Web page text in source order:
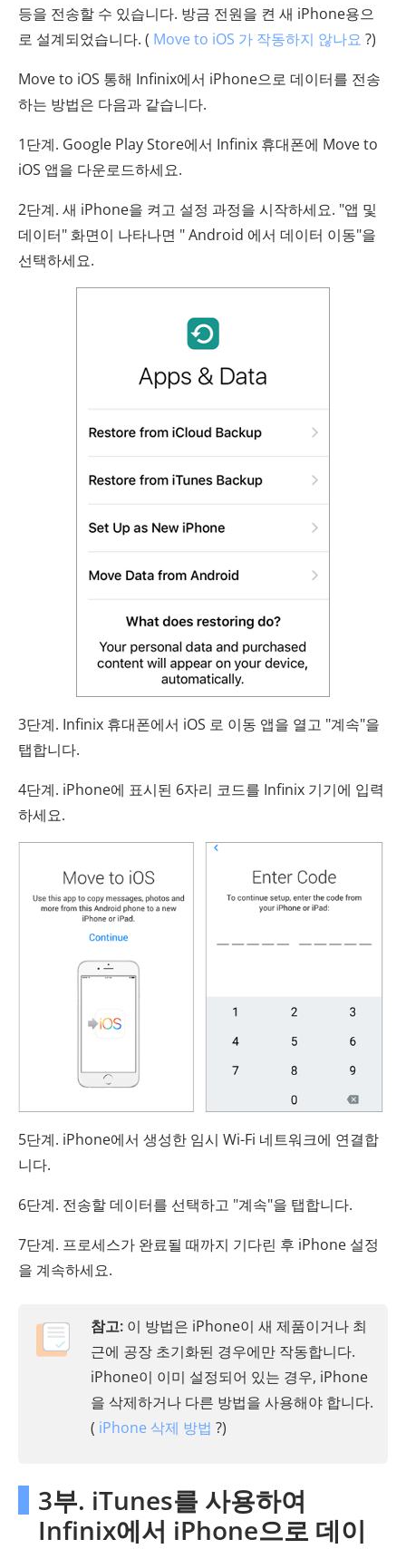
등을 전송할 수 있습니다. 방금 전원을 켠 새 iPhone용으
로 설계되었습니다. ( Move to iOS 가 작동하지 않나요 ?)
Move to iOS 통해 Infinix에서 iPhone으로 데이터를 전송
하는 방법은 다음과 같습니다.
1단계. Google Play Store에서 Infinix 휴대폰에 Move to
iOS 앱을 다운로드하세요.
2단계. 새 iPhone을 켜고 설정 과정을 시작하세요. "앱 및
데이터" 화면이 나타나면 " Android 에서 데이터 이동"을
선택하세요.
3단계. Infinix 휴대폰에서 iOS 로 이동 앱을 열고 "계속"을
탭합니다.
4단계. iPhone에 표시된 6자리 코드를 Infinix 기기에 입력
하세요.
5단계. iPhone에서 생성한 임시 Wi-Fi 네트워크에 연결합
니다.
6단계. 전송할 데이터를 선택하고 "계속"을 탭합니다.
7단계. 프로세스가 완료될 때까지 기다린 후 iPhone 설정
을 계속하세요.
참고: 이 방법은 iPhone이 새 제품이거나 최
근에 공장 초기화된 경우에만 작동합니다.
iPhone이 이미 설정되어 있는 경우, iPhone
을 삭제하거나 다른 방법을 사용해야 합니다.
( iPhone 삭제 방법 ?)
3부. iTunes를 사용하여
Infinix에서 iPhone으로 데이